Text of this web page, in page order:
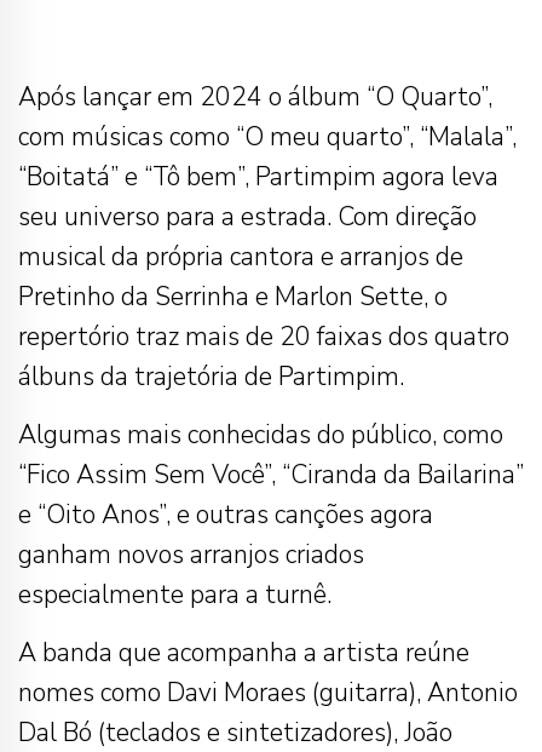
Após lançar em 2024 o álbum “O Quarto”,
com músicas como “O meu quarto”, “Malala”,
“Boitatá” e “Tô bem”, Partimpim agora leva
seu universo para a estrada. Com direção
musical da própria cantora e arranjos de
Pretinho da Serrinha e Marlon Sette, o
repertório traz mais de 20 faixas dos quatro
álbuns da trajetória de Partimpim.
Algumas mais conhecidas do público, como
“Fico Assim Sem Você”, “Ciranda da Bailarina”
e “Oito Anos”, e outras canções agora
ganham novos arranjos criados
especialmente para a turnê.
A banda que acompanha a artista reúne
nomes como Davi Moraes (guitarra), Antonio
Dal Bó (teclados e sintetizadores), João